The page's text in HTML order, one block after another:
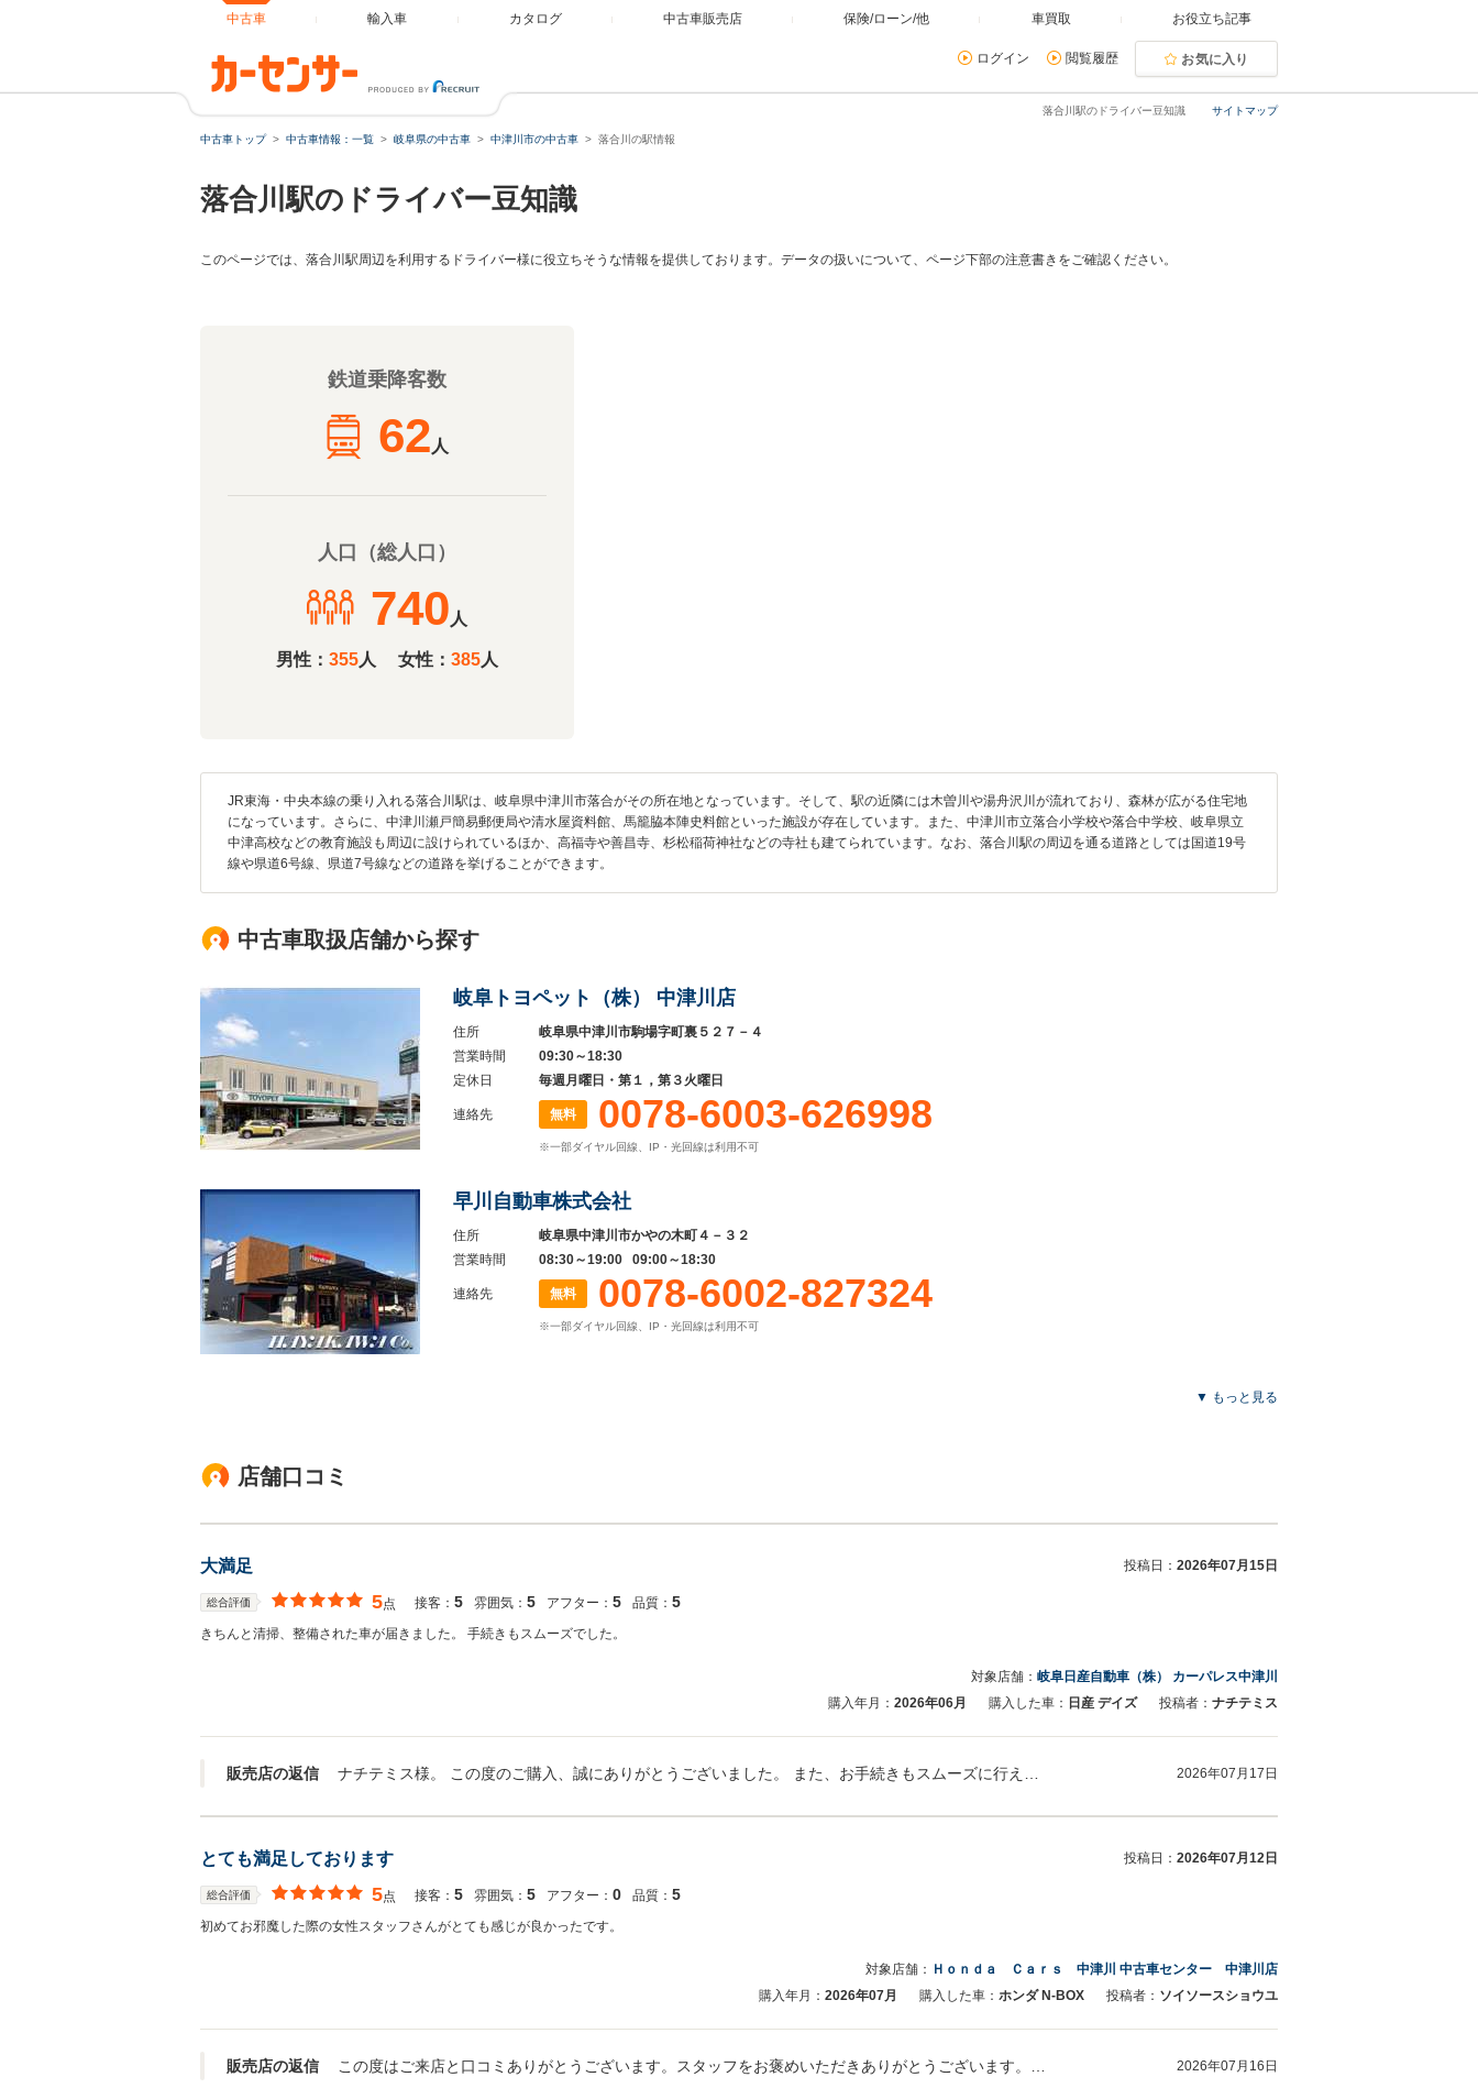
中古車 輸入車 カタログ 中古車販売店 保険/ローン/他 車買取 お役立ち記事
ログイン 閲覧履歴 お気に入り
サイトマップ
落合川駅のドライバー豆知識
中古車トップ 中古車情報：一覧 岐阜県の中古車 中津川市の中古車 落合川の駅情報
落合川駅のドライバー豆知識
このページでは、落合川駅周辺を利用するドライバー様に役立ちそうな情報を提供しております。データの扱いについて、ページ下部の注意書きをご確認ください。
鉄道乗降客数
62 人
人口（総人口）
740 人
男性： 355人 女性： 385人
JR東海・中央本線の乗り入れる落合川駅は、岐阜県中津川市落合がその所在地となっています。そして、駅の近隣には木曽川や湯舟沢川が流れており、森林が広がる住宅地
になっています。さらに、中津川瀬戸簡易郵便局や清水屋資料館、馬籠脇本陣史料館といった施設が存在しています。また、中津川市立落合小学校や落合中学校、岐阜県立
中津高校などの教育施設も周辺に設けられているほか、高福寺や善昌寺、杉松稲荷神社などの寺社も建てられています。なお、落合川駅の周辺を通る道路としては国道19号
線や県道6号線、県道7号線などの道路を挙げることができます。
中古車取扱店舗から探す
岐阜トヨペット（株） 中津川店
住所
岐阜県中津川市駒場字町裏５２７－４
営業時間
09:30～18:30
定休日
毎週月曜日・第１，第３火曜日
連絡先 無料 0078-6003-626998
※一部ダイヤル回線、IP・光回線は利用不可
早川自動車株式会社
住所
岐阜県中津川市かやの木町４－３２
営業時間
08:30～19:00 09:00～18:30
連絡先 無料 0078-6002-827324
※一部ダイヤル回線、IP・光回線は利用不可
▼ もっと見る
店舗口コミ
大満足 投稿日： 2026年07月15日
総合評価 5点 接客： 5 雰囲気： 5 アフター： 5 品質： 5
きちんと清掃、整備された車が届きました。 手続きもスムーズでした。
対象店舗： 岐阜日産自動車（株） カーパレス中津川
購入年月： 2026年06月 購入した車： 日産 デイズ 投稿者： ナチテミス
販売店の返信 2026年07月17日
とても満足しております 投稿日： 2026年07月12日
総合評価 5点 接客： 5 雰囲気： 5 アフター： 0 品質： 5
初めてお邪魔した際の女性スタッフさんがとても感じが良かったです。
対象店舗： Ｈｏｎｄａ Ｃａｒｓ 中津川 中古車センター 中津川店
購入年月： 2026年07月 購入した車： ホンダ N-BOX 投稿者： ソイソースショウユ
販売店の返信 2026年07月16日